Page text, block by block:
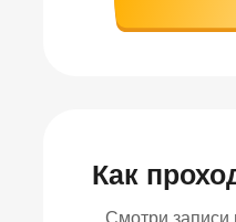
Как
Смотри записи